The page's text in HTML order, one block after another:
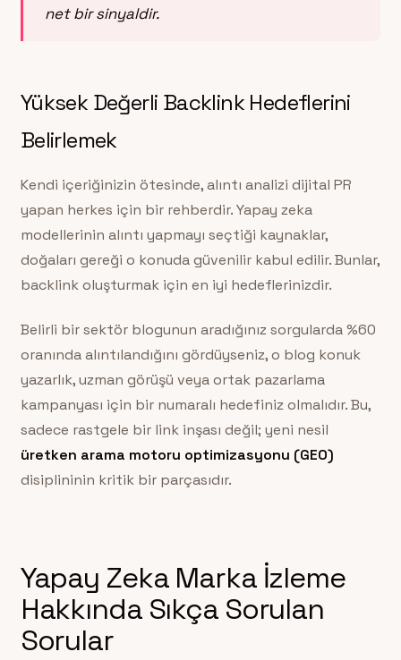
net bir sinyaldir.
Yüksek Değerli Backlink Hedeflerini
Belirlemek
Kendi içeriğinizin ötesinde, alıntı analizi dijital PR
yapan herkes için bir rehberdir. Yapay zeka
modellerinin alıntı yapmayı seçtiği kaynaklar,
doğaları gereği o konuda güvenilir kabul edilir. Bunlar,
backlink oluşturmak için en iyi hedeflerinizdir.
Belirli bir sektör blogunun aradığınız sorgularda %60
oranında alıntılandığını gördüyseniz, o blog konuk
yazarlık, uzman görüşü veya ortak pazarlama
kampanyası için bir numaralı hedefiniz olmalıdır. Bu,
sadece rastgele bir link inşası değil; yeni nesil
üretken arama motoru optimizasyonu (GEO)
disiplininin kritik bir parçasıdır.
Yapay Zeka Marka İzleme
Hakkında Sıkça Sorulan
Sorular